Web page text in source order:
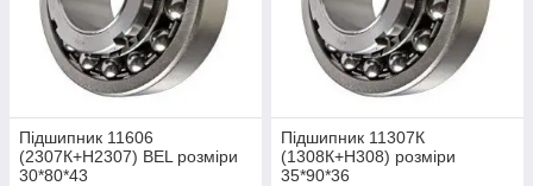
Підшипник 11606
(2307К+Н2307) BEL розміри
30*80*43
Підшипник 11307К
(1308К+Н308) розміри
35*90*36